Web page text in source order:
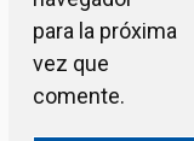
para la próxima
vez que
comente.